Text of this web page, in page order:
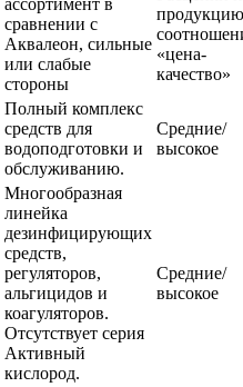
ассортимент в
сравнении с
Аквалеон, сильные
или слабые
стороны
«цена-
качество»
Полный комплекс
средств для
водоподготовки и
обслуживанию.
Средние/
высокое
Многообразная
линейка
дезинфицирующих
средств,
регуляторов,
альгицидов и
коагуляторов.
Отсутствует серия
Активный
кислород.
Средние/
высокое